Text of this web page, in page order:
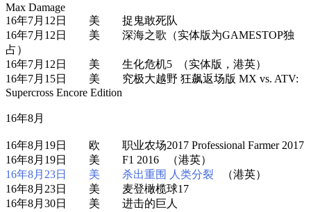
Max Damage
16年7月12日 美 捉鬼敢死队
16年7月12日 美 深海之歌（实体版为GAMESTOP独
占）
16年7月12日 美 生化危机5 （实体版，港英）
16年7月15日 美 究极大越野 狂飙返场版 MX vs. ATV:
Supercross Encore Edition
16年8月
16年8月19日 欧 职业农场2017 Professional Farmer 2017
16年8月19日 美 F1 2016 （港英）
16年8月23日 美 杀出重围 人类分裂 （港英）
16年8月23日 美 麦登橄榄球17
16年8月30日 美 进击的巨人